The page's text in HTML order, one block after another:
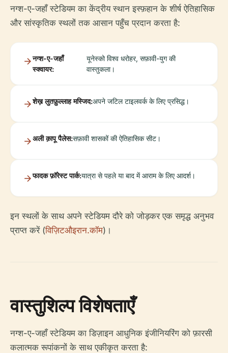
नग्श-ए-जहाँ स्टेडियम का केंद्रीय स्थान इस्फ़हान के शीर्ष ऐतिहासिक
और सांस्कृतिक स्थलों तक आसान पहुँच प्रदान करता है:
नग्श-ए-जहाँ
स्क्वायर:
यूनेस्को विश्व धरोहर, सफ़ावी-युग की
वास्तुकला।
शेख़ लुतफ़ुल्लाह मस्जिद:अपने जटिल टाइलवर्क के लिए प्रसिद्ध।
अली क़ापू पैलेस:सफ़ावी शासकों की ऐतिहासिक सीट।
फादक फ़ॉरेस्ट पार्क:यात्रा से पहले या बाद में आराम के लिए आदर्श।
इन स्थलों के साथ अपने स्टेडियम दौरे को जोड़कर एक समृद्ध अनुभव
प्राप्त करें (विज़िटऔइरान.कॉम)।
वास्तुशिल्प विशेषताएँ
नग्श-ए-जहाँ स्टेडियम का डिज़ाइन आधुनिक इंजीनियरिंग को फ़ारसी
कलात्मक रूपांकनों के साथ एकीकृत करता है: